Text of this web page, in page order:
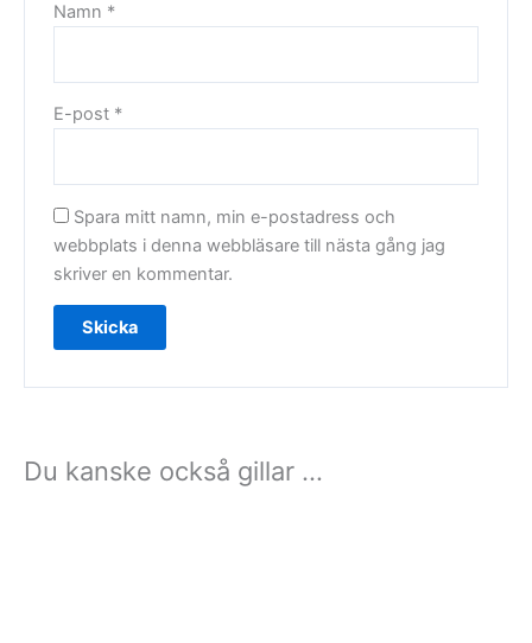
Namn *
E-post *
Spara mitt namn, min e-postadress och
webbplats i denna webbläsare till nästa gång jag
skriver en kommentar.
Du kanske också gillar …